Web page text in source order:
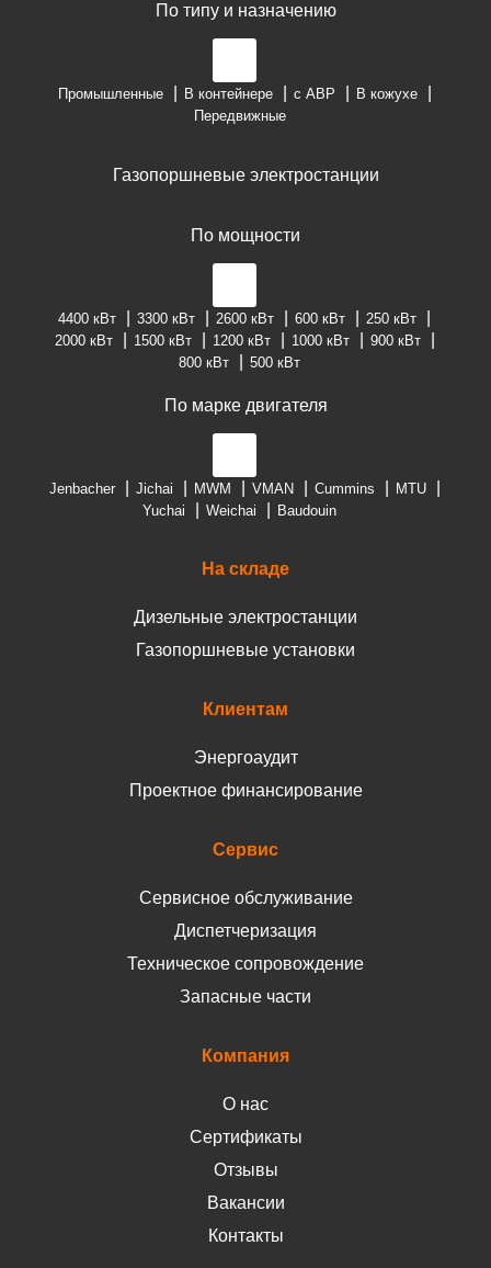
По типу и назначению
Промышленные В контейнере с АВР
В кожухе
Передвижные
Газопоршневые электростанции
По мощности
4400 кВт 3300 кВт 2600 кВт 600 кВт
250 кВт
2000 кВт
1500 кВт 1200 кВт 1000 кВт
900 кВт
800 кВт
500 кВт
По марке двигателя
Jenbacher Jichai MWM VMAN Cummins
MTU
Yuchai
Weichai Baudouin
На складе
Дизельные электростанции
Газопоршневые установки
Клиентам
Энергоаудит
Проектное финансирование
Сервис
Сервисное обслуживание
Диспетчеризация
Техническое сопровождение
Запасные части
Компания
О нас
Сертификаты
Отзывы
Вакансии
Контакты